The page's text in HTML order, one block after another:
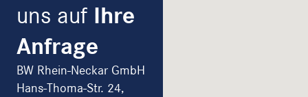
uns auf Ihre
Anfrage
BW Rhein-Neckar GmbH
Hans-Thoma-Str. 24,